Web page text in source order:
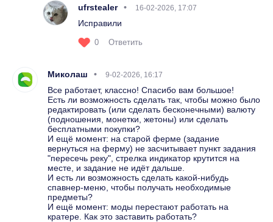
ufrstealer 16-02-2026, 17:07
Исправили
0 Ответить
Миколаш 9-02-2026, 16:17
Все работает, классно! Спасибо вам большое!
Есть ли возможность сделать так, чтобы можно было
редактировать (или сделать бесконечными) валюту
(подношения, монетки, жетоны) или сделать
бесплатными покупки?
И ещё момент: на старой ферме (задание
вернуться на ферму) не засчитывает пункт задания
"пересечь реку", стрелка индикатор крутится на
месте, и задание не идёт дальше.
И есть ли возможность сделать какой-нибудь
спавнер-меню, чтобы получать необходимые
предметы?
И ещё момент: моды перестают работать на
кратере. Как это заставить работать?